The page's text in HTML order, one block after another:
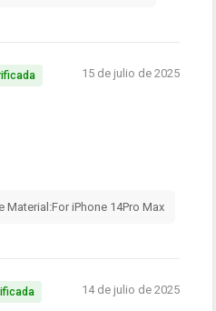
15 de julio de 2025
Material:For iPhone 14Pro Max
14 de julio de 2025